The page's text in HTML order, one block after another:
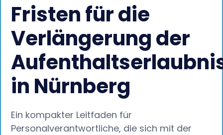
Fristen für die
Verlängerung der
in Nürnberg
Ein kompakter Leitfaden für
Personalverantwortliche, die sich mit der